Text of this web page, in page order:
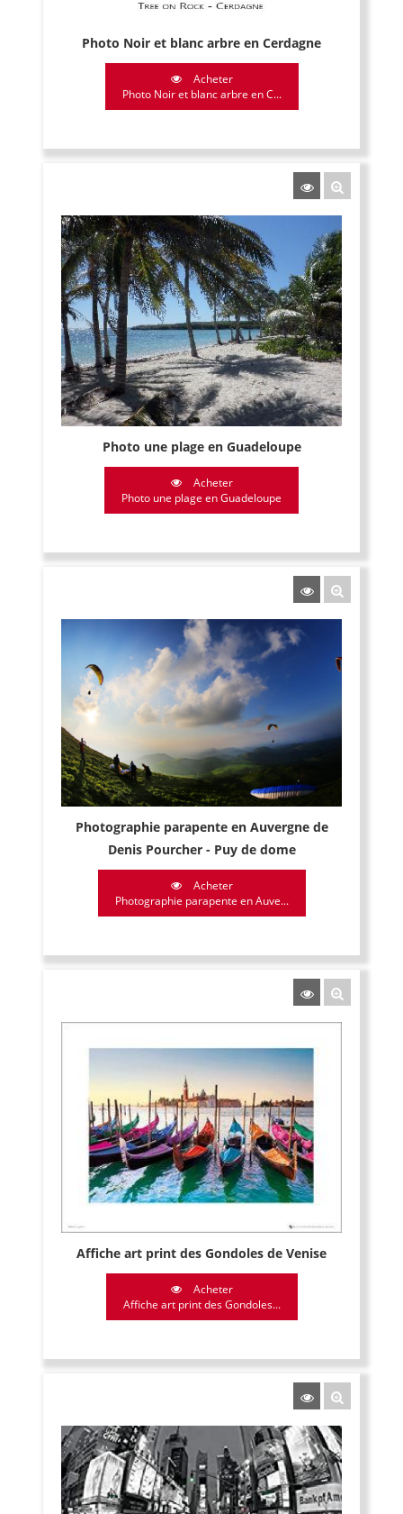
Photo Noir et blanc arbre en Cerdagne
Acheter
Photo Noir et blanc arbre en C...
Photo une plage en Guadeloupe
Acheter
Photo une plage en Guadeloupe
Photographie parapente en Auvergne de
Denis Pourcher - Puy de dome
Acheter
Photographie parapente en Auve...
Affiche art print des Gondoles de Venise
Acheter
Affiche art print des Gondoles...